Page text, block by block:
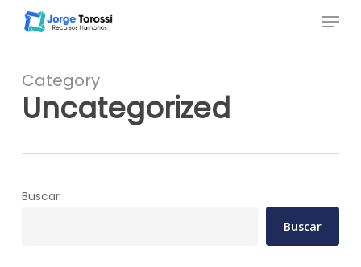
content
Menu
Category
Uncategorized
Buscar
Buscar